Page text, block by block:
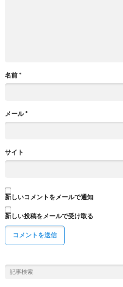
名前*
メール*
サイト
新しいコメントをメールで通知
新しい投稿をメールで受け取る